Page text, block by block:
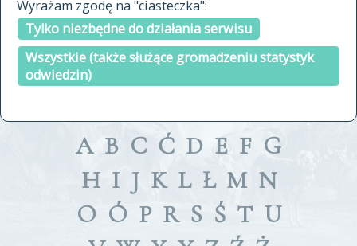
Wyrażam zgodę na "ciasteczka":
Tylko niezbędne do działania serwisu
Wszystkie (także służące gromadzeniu statystyk
odwiedzin)
indeksie
a fronte
a tergo
A B C Ć D E F G
H I J K L Ł M N
O Ó P R S Ś T U